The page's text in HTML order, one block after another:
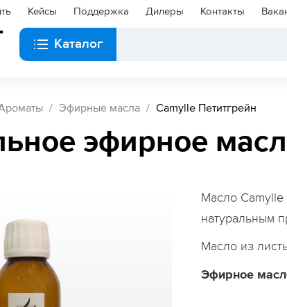
Кейсы Поддержка Дилеры Контакты
Каталог
Эфирные масла Camylle Петитгрейн
эфирное
Масло
натуральным
Масло из
Эфирное